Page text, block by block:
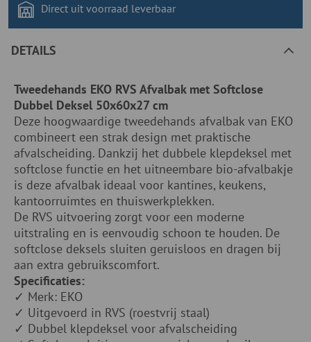
Direct uit voorraad leverbaar
DETAILS
Tweedehands EKO RVS Afvalbak met Softclose
Dubbel Deksel 50x60x27 cm
Deze hoogwaardige tweedehands afvalbak van EKO
combineert een strak design met praktische
afvalscheiding. Dankzij het dubbele klepdeksel met
softclose functie en het uitneembare bio-afvalbakje
is deze afvalbak ideaal voor kantines, keukens,
kantoorruimtes en thuiswerkplekken.
De RVS uitvoering zorgt voor een moderne
uitstraling en is eenvoudig schoon te houden. De
softclose deksels sluiten geruisloos en dragen bij
aan extra gebruikscomfort.
Specificaties:
✓ Merk: EKO
✓ Uitgevoerd in RVS (roestvrij staal)
✓ Dubbel klepdeksel voor afvalscheiding